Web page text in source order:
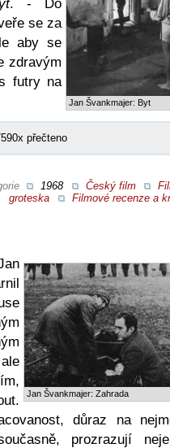
Jan Švankmajer: Byt
. - Do
se za
aby se
zdravým
futry na
přečteno
1968 Český film
groteska
Filmové recenze a
Jan Švankmajer: Zahrada
důraz na
prozrazují